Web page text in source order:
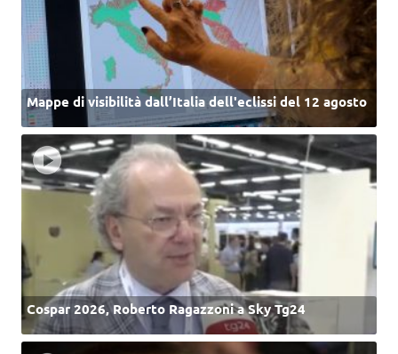
Mappe di visibilità dall’Italia dell'eclissi del 12 agosto
Cospar 2026, Roberto Ragazzoni a Sky Tg24